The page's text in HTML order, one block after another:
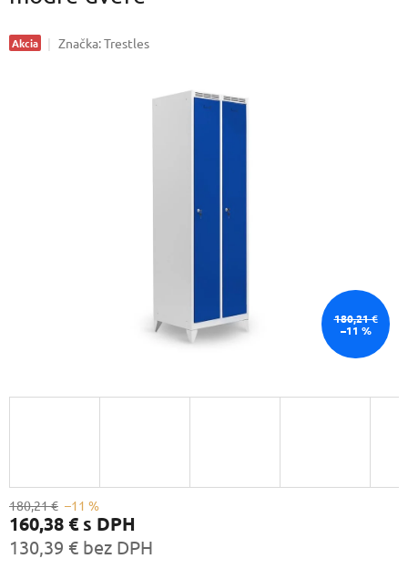
Akcia Značka:Trestles
180,21 €
–11 %
180,21 € –11 %
160,38 €s DPH
130,39 € bez DPH